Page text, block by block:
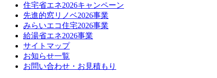
住宅省エネ2026キャンペーン
先進的窓リノベ2026事業
みらいエコ住宅2026事業
給湯省エネ2026事業
サイトマップ
お知らせ一覧
お問い合わせ・お見積もり